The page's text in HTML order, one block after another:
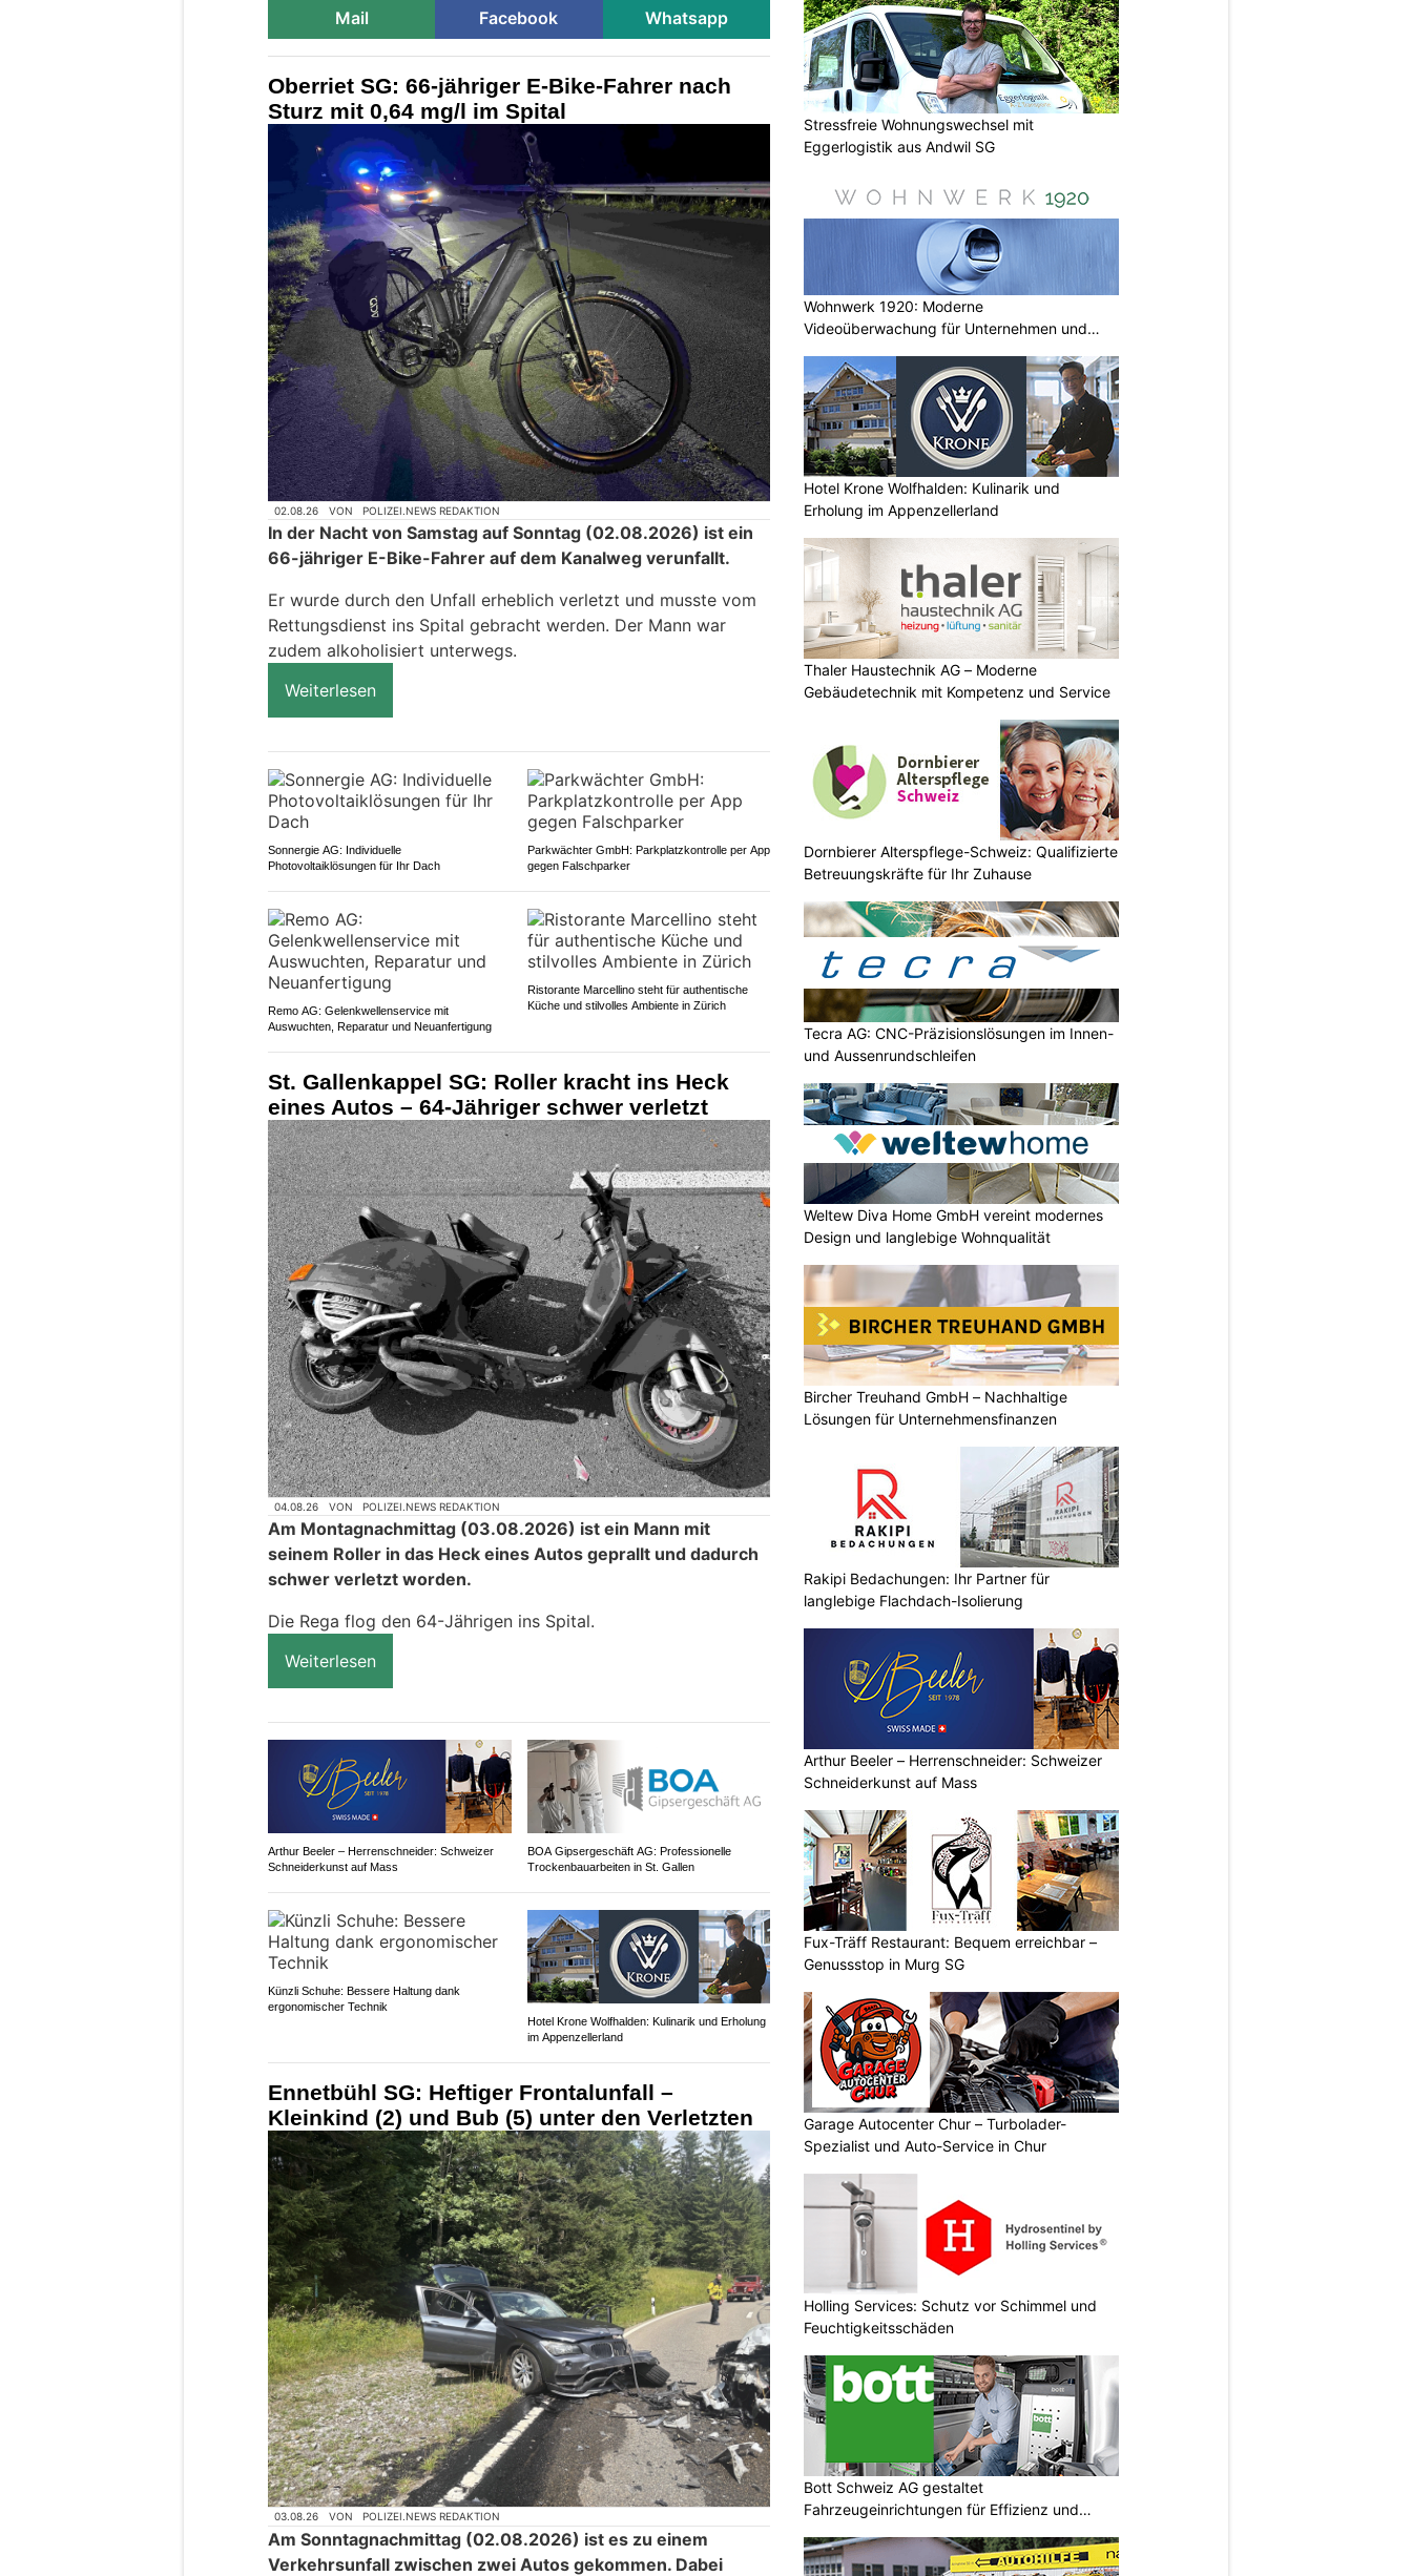
Mail
Facebook Whatsapp
Oberriet SG: 66-jähriger E-Bike-Fahrer nach
Sturz mit 0,64 mg/l im Spital
02.08.26 VON POLIZEI.NEWS REDAKTION
In der Nacht von Samstag auf Sonntag (02.08.2026) ist ein
66-jähriger E-Bike-Fahrer auf dem Kanalweg verunfallt.
Er wurde durch den Unfall erheblich verletzt und musste vom
Rettungsdienst ins Spital gebracht werden. Der Mann war
zudem alkoholisiert unterwegs.
Weiterlesen
Sonnergie AG: Individuelle
Photovoltaiklösungen für Ihr Dach
Parkwächter GmbH: Parkplatzkontrolle per App
gegen Falschparker
Remo AG: Gelenkwellenservice mit
Auswuchten, Reparatur und Neuanfertigung
Ristorante Marcellino steht für authentische
Küche und stilvolles Ambiente in Zürich
St. Gallenkappel SG: Roller kracht ins Heck
eines Autos – 64-Jähriger schwer verletzt
04.08.26 VON POLIZEI.NEWS REDAKTION
Am Montagnachmittag (03.08.2026) ist ein Mann mit
seinem Roller in das Heck eines Autos geprallt und dadurch
schwer verletzt worden.
Die Rega flog den 64-Jährigen ins Spital.
Weiterlesen
Arthur Beeler – Herrenschneider: Schweizer
Schneiderkunst auf Mass
BOA Gipsergeschäft AG: Professionelle
Trockenbauarbeiten in St. Gallen
Künzli Schuhe: Bessere Haltung dank
ergonomischer Technik
Hotel Krone Wolfhalden: Kulinarik und Erholung
im Appenzellerland
Ennetbühl SG: Heftiger Frontalunfall –
Kleinkind (2) und Bub (5) unter den Verletzten
03.08.26 VON POLIZEI.NEWS REDAKTION
Am Sonntagnachmittag (02.08.2026) ist es zu einem
Verkehrsunfall zwischen zwei Autos gekommen. Dabei
Stressfreie Wohnungswechsel mit
Eggerlogistik aus Andwil SG
Wohnwerk 1920: Moderne
Videoüberwachung für Unternehmen und
Hotel Krone Wolfhalden: Kulinarik und
Erholung im Appenzellerland
Thaler Haustechnik AG – Moderne
Gebäudetechnik mit Kompetenz und Service
Dornbierer Alterspflege-Schweiz: Qualifizierte
Betreuungskräfte für Ihr Zuhause
Tecra AG: CNC-Präzisionslösungen im Innen-
und Aussenrundschleifen
Weltew Diva Home GmbH vereint modernes
Design und langlebige Wohnqualität
Bircher Treuhand GmbH – Nachhaltige
Lösungen für Unternehmensfinanzen
Rakipi Bedachungen: Ihr Partner für
langlebige Flachdach-Isolierung
Arthur Beeler – Herrenschneider: Schweizer
Schneiderkunst auf Mass
Fux-Träff Restaurant: Bequem erreichbar –
Genussstop in Murg SG
Garage Autocenter Chur – Turbolader-
Spezialist und Auto-Service in Chur
Holling Services: Schutz vor Schimmel und
Feuchtigkeitsschäden
Bott Schweiz AG gestaltet
Fahrzeugeinrichtungen für Effizienz und